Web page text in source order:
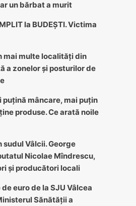
un bărbat a murit
la BUDEȘTI. Victima
mai multe localități din
a zonelor și posturilor de
puțină mâncare, mai puțin
produse. Ce arată noile
sudul Vâlcii. George
Nicolae Mîndrescu,
și producători locali
euro de la SJU Vâlcea
Sănătății a